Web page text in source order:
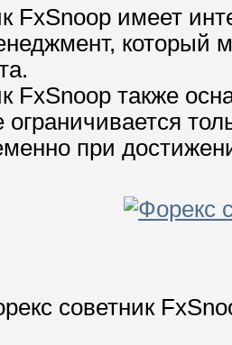
FxSnoop имеет
который
FxSnoop также
при
советник